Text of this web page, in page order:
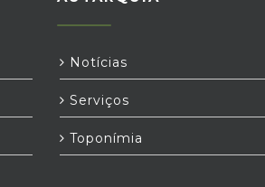
Notícias
Serviços
Toponímia